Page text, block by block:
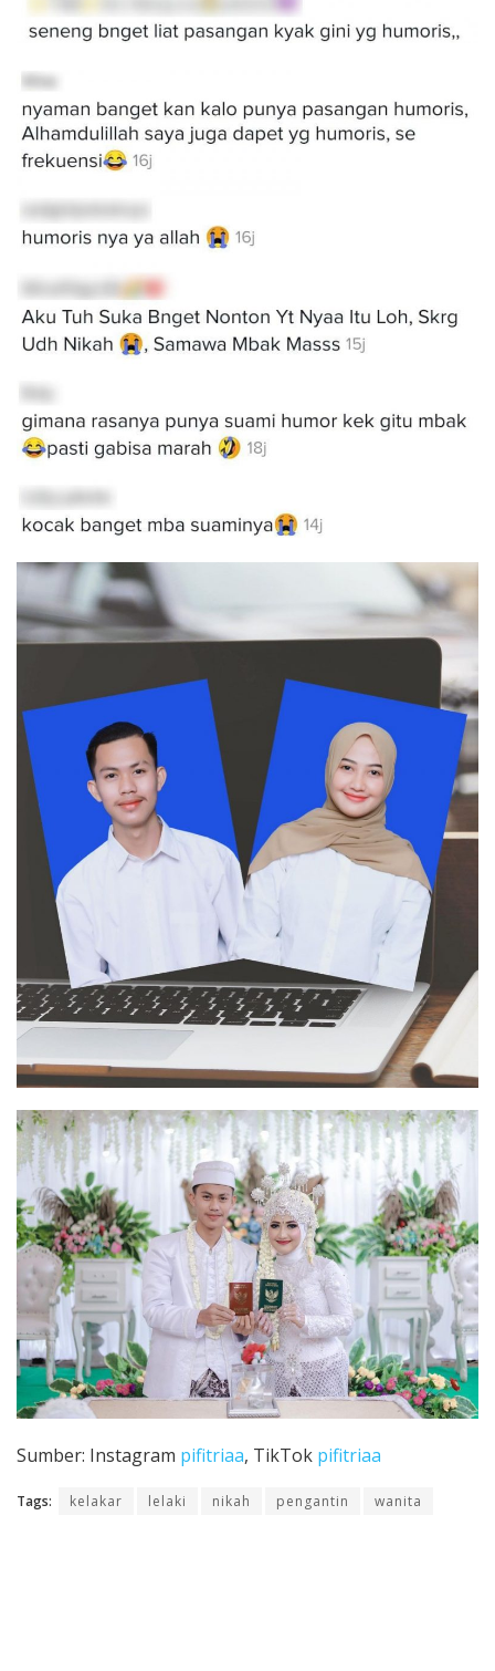
Sumber: Instagram pifitriaa, TikTok pifitriaa
Tags: kelakar lelaki nikah pengantin wanita